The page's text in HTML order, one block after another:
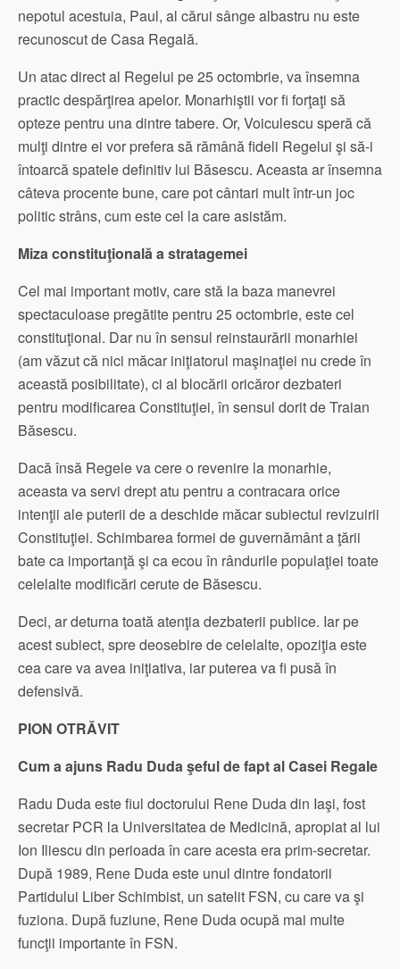
nepotul acestuia, Paul, al cărui sânge albastru nu este
recunoscut de Casa Regală.
Un atac direct al Regelui pe 25 octombrie, va însemna
practic despărţirea apelor. Mo­narhiştii vor fi forţaţi să
opteze pentru una dintre tabere. Or, Voiculescu speră că
mulţi dintre ei vor prefera să rămână fideli Regelui şi să-i
întoarcă spatele definitiv lui Băsescu. Aceasta ar însemna
câteva procente bune, care pot cântari mult într-un joc
politic strâns, cum este cel la care asistăm.
Miza constituţională a stratagemei
Cel mai important motiv, care stă la baza manevrei
spectaculoase pregătite pentru 25 octombrie, este cel
constituţional. Dar nu în sensul reinstaurării monarhiei
(am văzut că nici măcar iniţiatorul maşinaţiei nu crede în
această posibilitate), ci al blocării oricăror dezbateri
pentru modificarea Constituţiei, în sensul dorit de Traian
Băsescu.
Dacă însă Regele va cere o revenire la monarhie,
aceasta va servi drept atu pentru a contracara orice
intenţii ale puterii de a deschide măcar subiectul revizuirii
Constituţiei. Schimbarea formei de guvernământ a ţării
bate ca importanţă şi ca ecou în rândurile populaţiei toate
celelalte modificări cerute de Băsescu.
Deci, ar deturna toată atenţia dezbaterii publice. Iar pe
acest subiect, spre deosebire de celelalte, opoziţia este
cea care va avea iniţiativa, iar puterea va fi pusă în
defensivă.
PION OTRĂVIT
Cum a ajuns Radu Duda şeful de fapt al Casei Regale
Radu Duda este fiul doctorului Rene Duda din Iaşi, fost
secretar PCR la Universitatea de Medicină, apropiat al lui
Ion Iliescu din perioada în care acesta era prim-secretar.
După 1989, Rene Duda este unul dintre fondatorii
Partidului Liber Schimbist, un satelit FSN, cu care va şi
fuziona. După fuziune, Rene Duda ocupă mai multe
funcţii importante în FSN.